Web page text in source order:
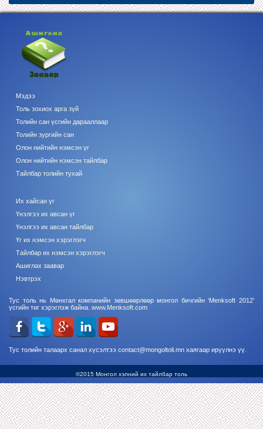
Мэдээ
Толь зохиох арга зүй
Толийн сан үсгийн дарааллаар
Толийн зургийн сан
Олон нийтийн нэмсэн үг
Олон нийтийн нэмсэн тайлбар
Тайлбар толийн тухай
Их хайсан үг
Үнэлгээ их авсан үг
Үнэлгээ их авсан тайлбар
Үг их нэмсэн хэрэглэгч
Тайлбар их нэмсэн хэрэглэгч
Ашиглах заавар
Нэвтрэх
Тус толь нь Мөнхгал компанийн зөвшөөрлөөр монгол бичгийн ‘Menksoft 2012’
үсгийн тиг хэрэглэж байна. www.Menksoft.com
Тус толийн талаарх санал хүсэлтээ contact@mongoltoli.mn хаягаар ирүүлнэ үү.
©2015 Монгол хэлний их тайлбар толь